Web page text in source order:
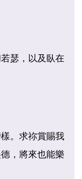
瑟，以及臥在
。求祢賞賜我
，將來也能樂